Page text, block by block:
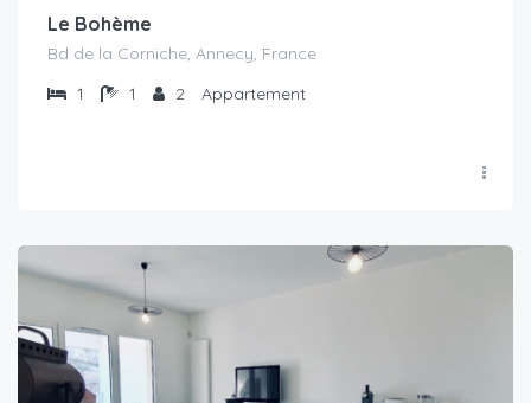
Le Bohème
Bd de la Corniche, Annecy, France
1
1 2 Appartement